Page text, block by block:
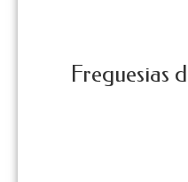
Freguesias